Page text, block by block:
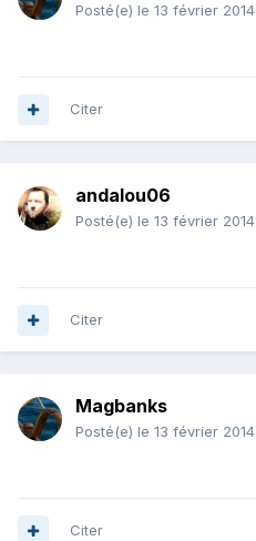
Posté(e) le 13 février 2014
Citer
andalou06
Posté(e) le 13 février 2014
Citer
Magbanks
Posté(e) le 13 février 2014
Citer